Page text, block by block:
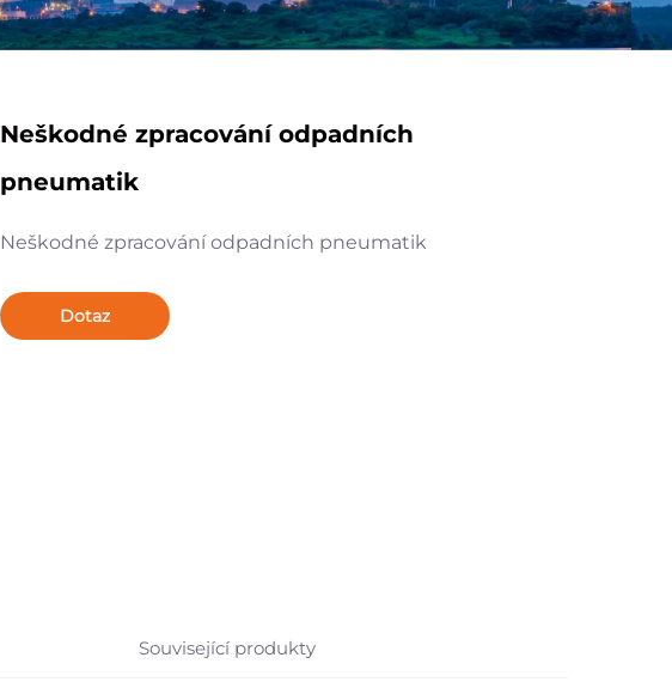
Neškodné zpracování odpadních
pneumatik
Neškodné zpracování odpadních pneumatik
Dotaz
Související produkty